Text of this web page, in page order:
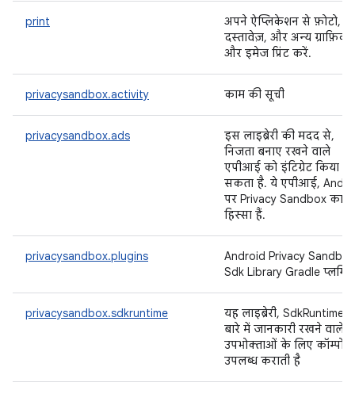
print
अपने ऐप्लिकेशन से फ़ोटो,
दस्तावेज़, और अन्य ग्राफ़िक
और इमेज प्रिंट करें.
privacysandbox.activity काम की सूची
privacysandbox.ads
इस लाइब्रेरी की मदद से,
निजता बनाए रखने वाले
एपीआई को इंटिग्रेट किया जा
सकता है. ये एपीआई,
पर Privacy Sandbox का
हिस्सा हैं.
privacysandbox.plugins
Android Privacy Sandbox
Sdk Library Gradle प्लगिन
privacysandbox.sdkruntime
यह लाइब्रेरी, SdkRuntime
बारे में जानकारी रखने वाले
उपभोक्ताओं के लिए
उपलब्ध कराती है